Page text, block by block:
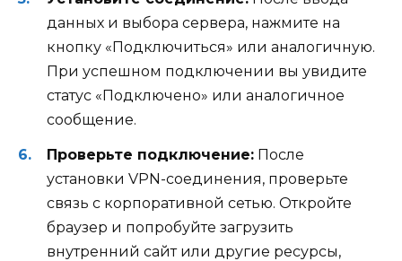
данных и выбора сервера, нажмите на
кнопку «Подключиться» или аналогичную.
При успешном подключении вы увидите
статус «Подключено» или аналогичное
сообщение.
Проверьте подключение: После
установки VPN-соединения, проверьте
связь с корпоративной сетью. Откройте
браузер и попробуйте загрузить
внутренний сайт или другие ресурсы,